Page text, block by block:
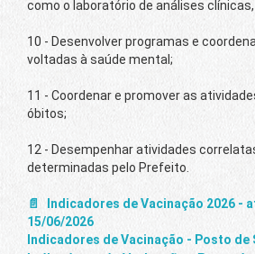
como o laboratório de análises clínicas,
10 - Desenvolver programas e
voltadas à saúde mental;
11 - Coordenar e promover as
óbitos;
12 - Desempenhar atividades
determinadas pelo Prefeito.
Indicadores de Vacinação 2026 -
15/06/2026
Indicadores de Vacinação - Posto de